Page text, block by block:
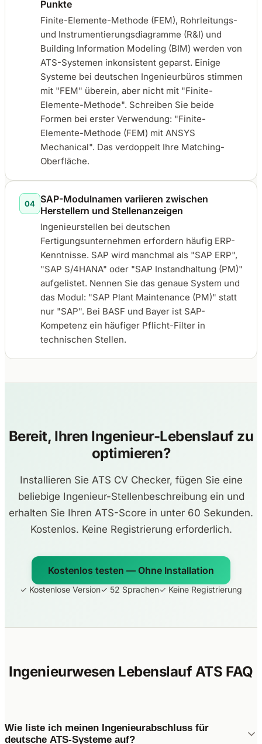
Punkte
Finite-Elemente-Methode (FEM), Rohrleitungs-
und Instrumentierungsdiagramme (R&I) und
Building Information Modeling (BIM) werden von
ATS-Systemen inkonsistent geparst. Einige
Systeme bei deutschen Ingenieurbüros stimmen
mit "FEM" überein, aber nicht mit "Finite-
Elemente-Methode". Schreiben Sie beide
Formen bei erster Verwendung: "Finite-
Elemente-Methode (FEM) mit ANSYS
Mechanical". Das verdoppelt Ihre Matching-
Oberfläche.
04
SAP-Modulnamen variieren zwischen
Herstellern und Stellenanzeigen
Ingenieurstellen bei deutschen
Fertigungsunternehmen erfordern häufig ERP-
Kenntnisse. SAP wird manchmal als "SAP ERP",
"SAP S/4HANA" oder "SAP Instandhaltung (PM)"
aufgelistet. Nennen Sie das genaue System und
das Modul: "SAP Plant Maintenance (PM)" statt
nur "SAP". Bei BASF und Bayer ist SAP-
Kompetenz ein häufiger Pflicht-Filter in
technischen Stellen.
Bereit, Ihren Ingenieur-Lebenslauf zu
optimieren?
Installieren Sie ATS CV Checker, fügen Sie eine
beliebige Ingenieur-Stellenbeschreibung ein und
erhalten Sie Ihren ATS-Score in unter 60 Sekunden.
Kostenlos. Keine Registrierung erforderlich.
Kostenlos testen — Ohne Installation
✓ Kostenlose Version✓ 52 Sprachen✓ Keine Registrierung
Ingenieurwesen Lebenslauf ATS FAQ
Wie liste ich meinen Ingenieurabschluss für
deutsche ATS-Systeme auf?